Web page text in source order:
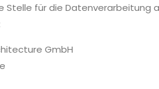
Stelle für die Datenverarbeitung
GmbH